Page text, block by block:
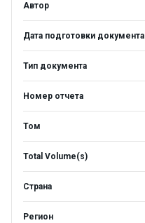
Автор
Дата подготовки документа
Тип документа
Номер отчета
Том
Total Volume(s)
Страна
Регион